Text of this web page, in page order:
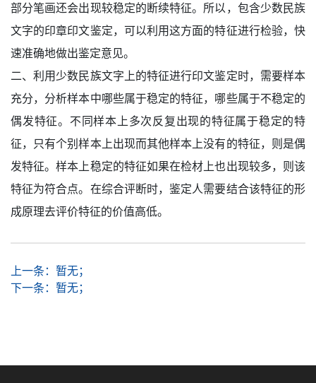
部分笔画还会出现较稳定的断续特征。所以，包含少数民族
文字的印章印文鉴定，可以利用这方面的特征进行检验，快
速准确地做出鉴定意见。
二、利用少数民族文字上的特征进行印文鉴定时，需要样本
充分，分析样本中哪些属于稳定的特征，哪些属于不稳定的
偶发特征。不同样本上多次反复出现的特征属于稳定的特
征，只有个别样本上出现而其他样本上没有的特征，则是偶
发特征。样本上稳定的特征如果在检材上也出现较多，则该
特征为符合点。在综合评断时，鉴定人需要结合该特征的形
成原理去评价特征的价值高低。
上一条： 暂无；
下一条： 暂无；